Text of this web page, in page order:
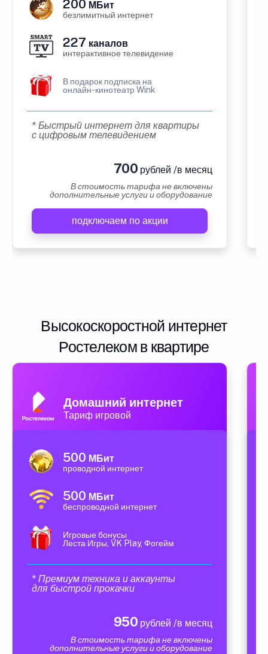
200 МБит
безлимитный интернет
227 каналов
интерактивное телевидение
В подарок подписка на
онлайн-кинотеатр Wink
* Быстрый интернет для квартиры
с цифровым телевидением
700 рублей /в месяц
В стоимость тарифа не включены
дополнительные услуги и оборудование
подключаем по акции
Высокоскоростной интернет
Ростелеком в квартире
Домашний интернет
Тариф игровой
500 МБит
проводной интернет
500 МБит
беспроводной интернет
Игровые бонусы
Леста Игры, VK Play, Фогейм
* Премиум техника и аккаунты
для быстрой прокачки
950 рублей /в месяц
В стоимость тарифа не включены
дополнительные услуги и оборудование